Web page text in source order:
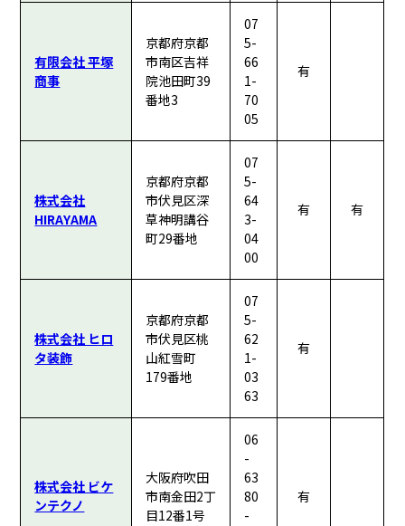
有限会社 平塚
商事
京都府京都
市南区吉祥
院池田町39
番地3
07
5-
66
1-
70
05
有
株式会社
HIRAYAMA
京都府京都
市伏見区深
草神明講谷
町29番地
07
5-
64
3-
04
00
有 有
株式会社 ヒロ
タ装飾
京都府京都
市伏見区桃
山紅雪町
179番地
07
5-
62
1-
03
63
有
株式会社 ビケ
ンテクノ
大阪府吹田
市南金田2丁
目12番1号
06
-
63
80
-
有